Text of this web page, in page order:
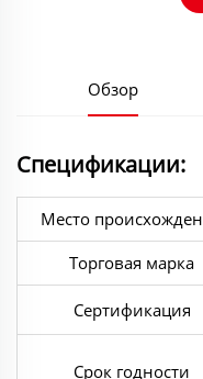
Обзор
Спецификации:
Место
Торговая марка
Сертификация
Срок годности